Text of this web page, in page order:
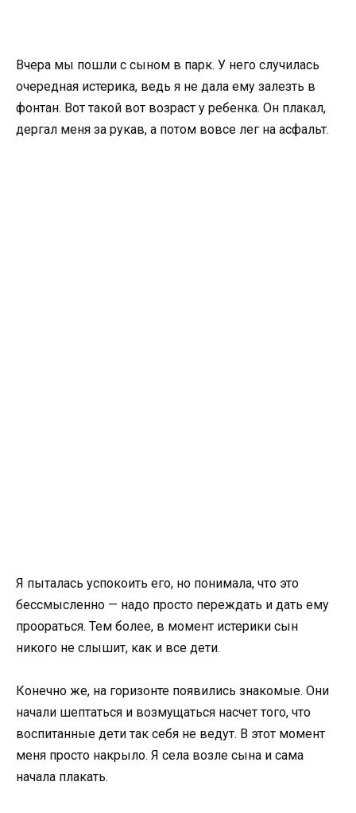
Вчера мы пошли с сыном в парк. У него случилась
очередная истерика, ведь я не дала ему залезть в
фонтан. Вот такой вот возраст у ребенка. Он плакал,
дергал меня за рукав, а потом вовсе лег на асфальт.
Я пыталась успокоить его, но понимала, что это
бессмысленно — надо просто переждать и дать ему
проораться. Тем более, в момент истерики сын
никого не слышит, как и все дети.
Конечно же, на горизонте появились знакомые. Они
начали шептаться и возмущаться насчет того, что
воспитанные дети так себя не ведут. В этот момент
меня просто накрыло. Я села возле сына и сама
начала плакать.